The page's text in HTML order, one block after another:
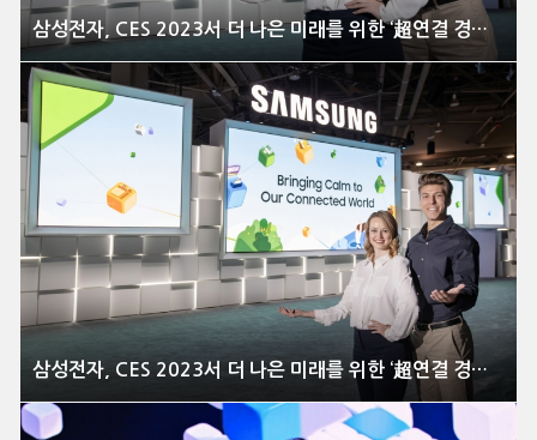
삼성전자, CES 2023서 더 나은 미래를 위한 ‘超연결 경험’ 대거 선보여
삼성전자, CES 2023서 더 나은 미래를 위한 ‘超연결 경험’ 대거 선보여